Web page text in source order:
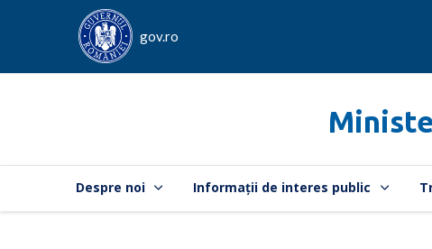
gov.ro
Despre noi Informații de interes public